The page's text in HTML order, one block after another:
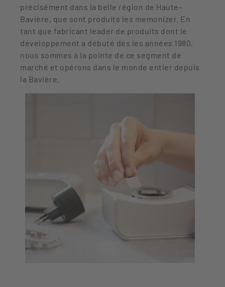
précisément dans la belle région de Haute-
Bavière, que sont produits les memonizer. En
tant que fabricant leader de produits dont le
développement a débuté dès les années 1980,
nous sommes à la pointe de ce segment de
marché et opérons dans le monde entier depuis
la Bavière.